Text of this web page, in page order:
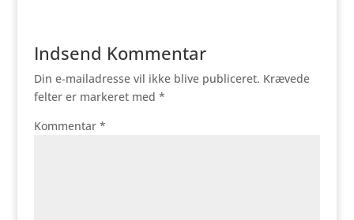
Indsend Kommentar
Din e-mailadresse vil ikke blive publiceret. Krævede
felter er markeret med *
Kommentar *